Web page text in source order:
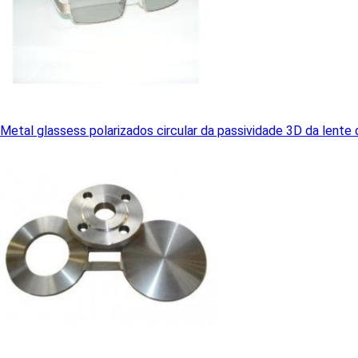
Metal glassess polarizados circular da passividade 3D da lente